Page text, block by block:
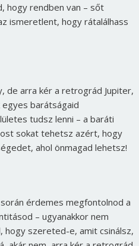
hogy rendben van – sőt
ismeretlent, hogy rátalálhass
de arra kér a retrográd Jupiter,
barátságaid
tudsz lenni – a baráti
sokat tehetsz azért, hogy
ahol önmagad lehetsz!
érdemes megfontolnod a
– ugyanakkor nem
hogy szereted-e, amit csinálsz,